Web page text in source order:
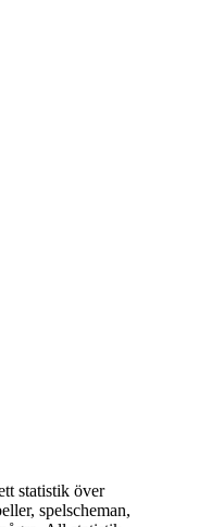
statistik över
spelscheman,